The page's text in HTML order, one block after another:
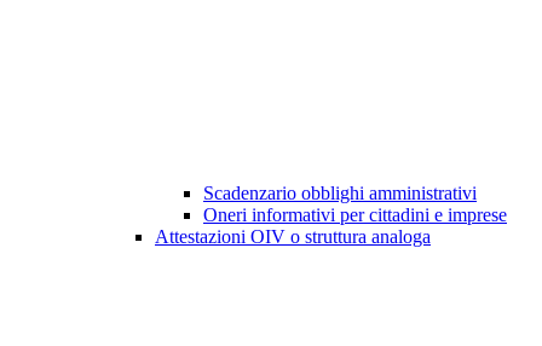
Scadenzario obblighi amministrativi
Oneri informativi per cittadini e imprese
Attestazioni OIV o struttura analoga